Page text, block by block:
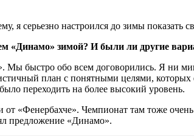
я серьезно настроился до зимы
«Динамо» зимой? И были ли другие
быстро обо всем договорились. Я ни
план с понятными целями,
переходить на более высокий уровень.
«Фенербахче». Чемпионат там тоже
предложение «Динамо».